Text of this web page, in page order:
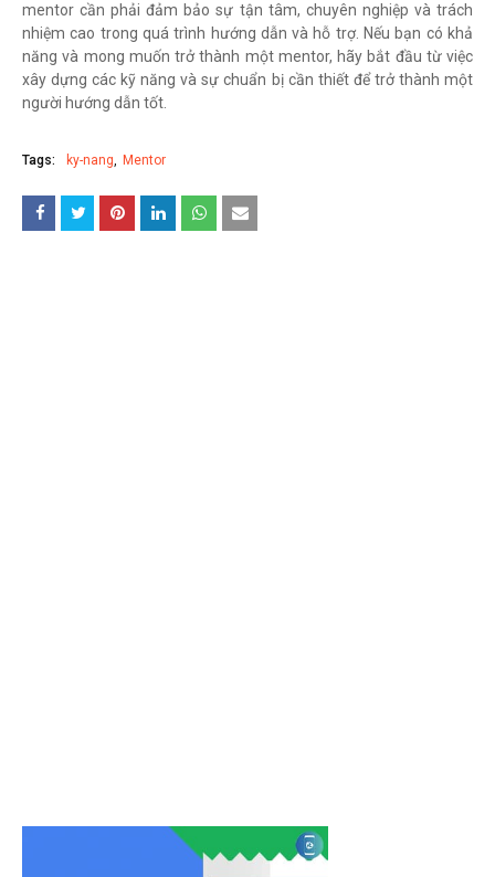
mentor cần phải đảm bảo sự tận tâm, chuyên nghiệp và trách
nhiệm cao trong quá trình hướng dẫn và hỗ trợ. Nếu bạn có khả
năng và mong muốn trở thành một mentor, hãy bắt đầu từ việc
xây dựng các kỹ năng và sự chuẩn bị cần thiết để trở thành một
người hướng dẫn tốt.
Tags: ky-nang Mentor